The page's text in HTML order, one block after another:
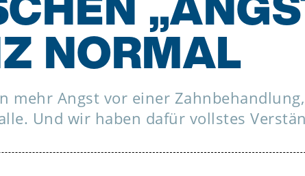
NORMAL
mehr Angst vor einer
Und wir haben dafür vollstes